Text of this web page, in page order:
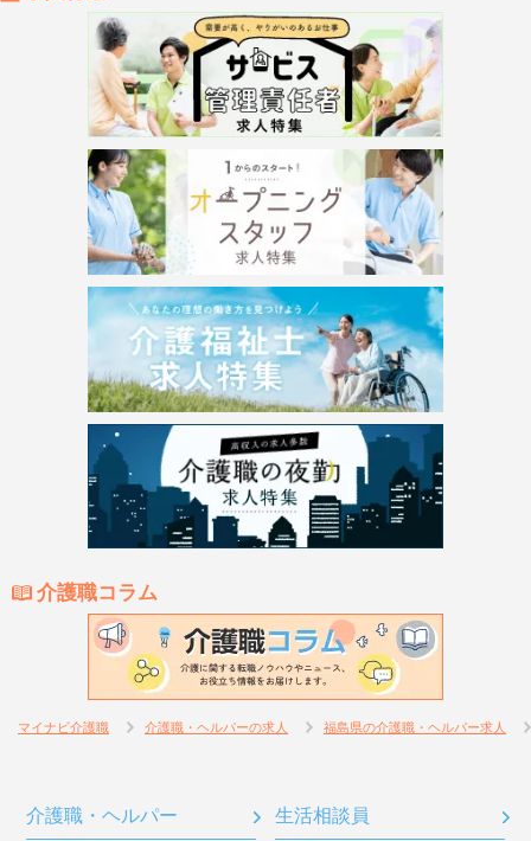
介護職コラム
マイナビ介護職 介護職・ヘルパーの求人 福島県の介護職・ヘルパー求人
介護職・ヘルパー 生活相談員